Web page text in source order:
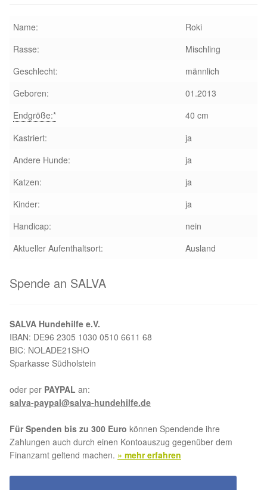
Mittelmeerkrankheiten
Qualzucht bei Hunden
Sonderfarben bei Hunden
Ablauf Adoption
Regenbogenbrücke
Aktuelles
SALVA News
Reiseberichte
Kreativprojekte
Name:
Roki
Rasse:
Mischling
Geschlecht:
männlich
Geboren:
01.2013
Endgröße:*
40 cm
Kastriert:
ja
Andere Hunde:
ja
Katzen:
ja
Kinder:
ja
Handicap:
nein
Aktueller Aufenthaltsort:
Ausland
Spende an SALVA
SALVA Hundehilfe e.V.
IBAN: DE96 2305 1030 0510 6611 68
BIC: NOLADE21SHO
Sparkasse Südholstein
oder per PAYPAL an:
salva-paypal@salva-hundehilfe.de
Für Spenden bis zu 300 Euro können Spendende ihre
Zahlungen auch durch einen Kontoauszug gegenüber dem
Finanzamt geltend machen. » mehr erfahren